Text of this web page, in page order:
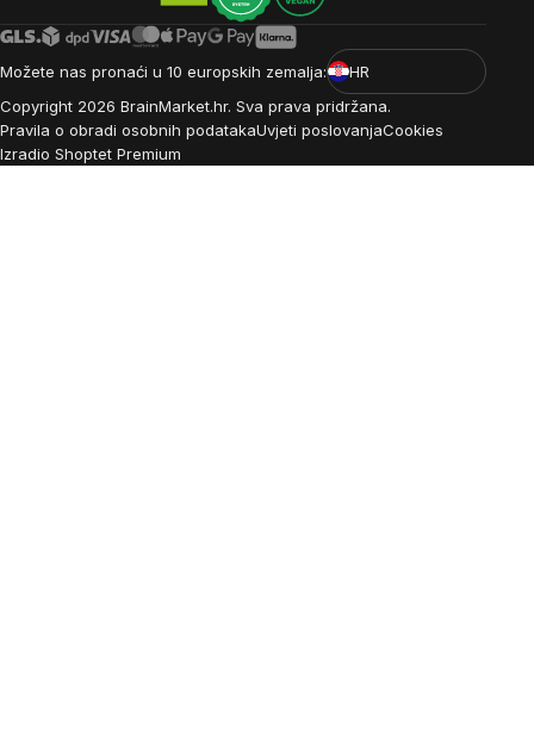
Možete nas pronaći u 10 europskih zemalja:
HR
Copyright 2026 BrainMarket.hr. Sva prava pridržana.
Pravila o obradi osobnih podatakaUvjeti poslovanjaCookies
Izradio Shoptet Premium